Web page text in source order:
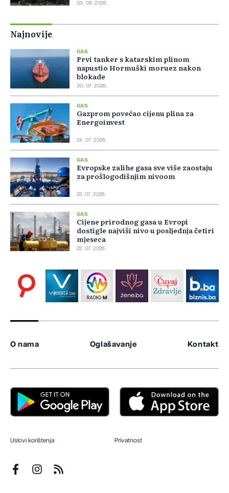
05. 08. 2026.
Najnovije
GAS
Prvi tanker s katarskim plinom
napustio Hormuški moruez nakon
blokade
30. 07. 2026.
GAS
Gazprom povećao cijenu plina za
Energoinvest
24. 07. 2026.
GAS
Evropske zalihe gasa sve više zaostaju
za prošlogodišnjim nivoom
22. 07. 2026.
GAS
Cijene prirodnog gasa u Evropi
dostigle najviši nivo u posljednja četiri
mjeseca
22. 07. 2026.
O nama Oglašavanje Kontakt
Uslovi korištenja Privatnost